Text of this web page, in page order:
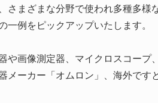
さまざまな分野で使われ多種多様
一例をピックアップいたします。
や画像測定器、マイクロスコープ
メーカー「オムロン」、海外です